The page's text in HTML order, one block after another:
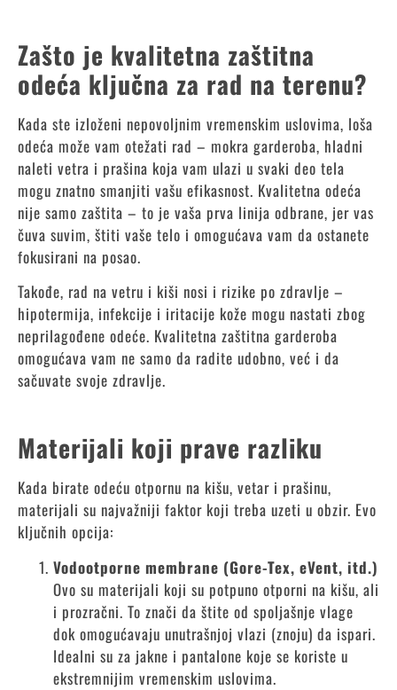
Zašto je kvalitetna zaštitna
odeća ključna za rad na terenu?
Kada ste izloženi nepovoljnim vremenskim uslovima, loša
odeća može vam otežati rad – mokra garderoba, hladni
naleti vetra i prašina koja vam ulazi u svaki deo tela
mogu znatno smanjiti vašu efikasnost. Kvalitetna odeća
nije samo zaštita – to je vaša prva linija odbrane, jer vas
čuva suvim, štiti vaše telo i omogućava vam da ostanete
fokusirani na posao.
Takođe, rad na vetru i kiši nosi i rizike po zdravlje –
hipotermija, infekcije i iritacije kože mogu nastati zbog
neprilagođene odeće. Kvalitetna zaštitna garderoba
omogućava vam ne samo da radite udobno, već i da
sačuvate svoje zdravlje.
Materijali koji prave razliku
Kada birate odeću otpornu na kišu, vetar i prašinu,
materijali su najvažniji faktor koji treba uzeti u obzir. Evo
ključnih opcija:
Vodootporne membrane (Gore-Tex, eVent, itd.)
Ovo su materijali koji su potpuno otporni na kišu, ali
i prozračni. To znači da štite od spoljašnje vlage
dok omogućavaju unutrašnjoj vlazi (znoju) da ispari.
Idealni su za jakne i pantalone koje se koriste u
ekstremnijim vremenskim uslovima.